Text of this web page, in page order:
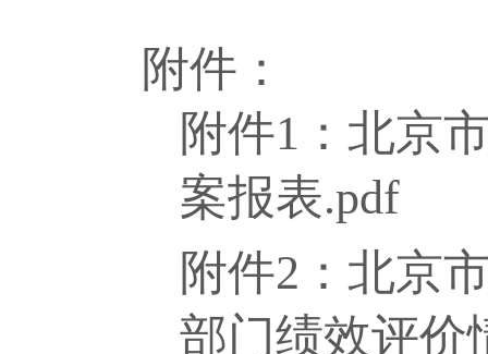
附件：
附件1：北京
案报表.pdf
附件2：北京
部门绩效评价